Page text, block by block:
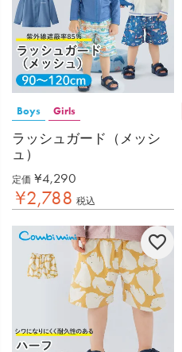
Boys Girls
ラッシュガード（メッシ
ュ）
定価 ¥4,290
¥2,788 税込